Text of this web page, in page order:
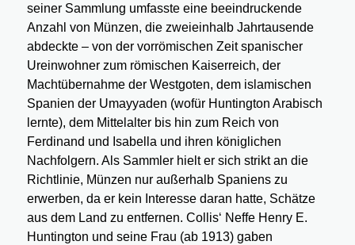
seiner Sammlung umfasste eine beeindruckende
Anzahl von Münzen, die zweieinhalb Jahrtausende
abdeckte – von der vorrömischen Zeit spanischer
Ureinwohner zum römischen Kaiserreich, der
Machtübernahme der Westgoten, dem islamischen
Spanien der Umayyaden (wofür Huntington Arabisch
lernte), dem Mittelalter bis hin zum Reich von
Ferdinand und Isabella und ihren königlichen
Nachfolgern. Als Sammler hielt er sich strikt an die
Richtlinie, Münzen nur außerhalb Spaniens zu
erwerben, da er kein Interesse daran hatte, Schätze
aus dem Land zu entfernen. Collis‘ Neffe Henry E.
Huntington und seine Frau (ab 1913) gaben